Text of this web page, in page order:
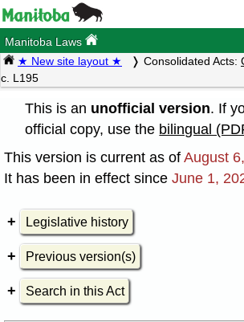
Manitoba Laws
★ New site layout ★ Consolidated Acts:
c. L195
This is an unofficial version. If
official copy, use the bilingual
This version is current as of August
It has been in effect since June 1,
Legislative history
Previous version(s)
Search in this Act